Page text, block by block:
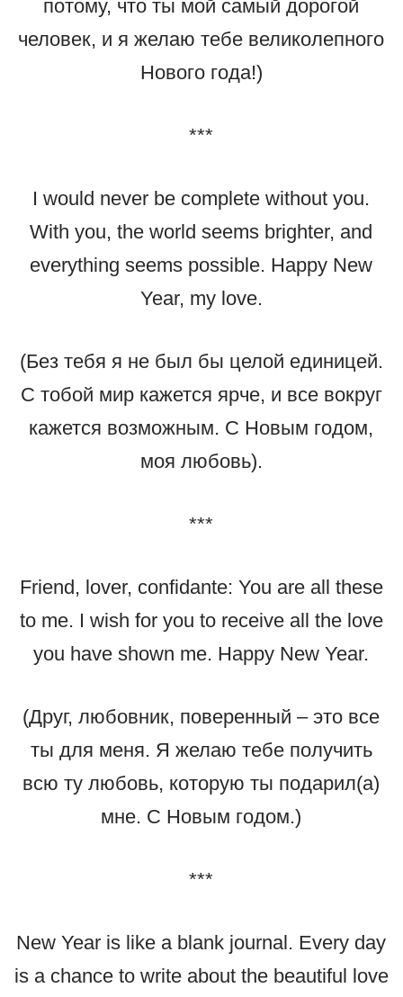
потому, что ты мой самый дорогой
человек, и я желаю тебе великолепного
Нового года!)
***
I would never be complete without you.
With you, the world seems brighter, and
everything seems possible. Happy New
Year, my love.
(Без тебя я не был бы целой единицей.
С тобой мир кажется ярче, и все вокруг
кажется возможным. С Новым годом,
моя любовь).
***
Friend, lover, confidante: You are all these
to me. I wish for you to receive all the love
you have shown me. Happy New Year.
(Друг, любовник, поверенный – это все
ты для меня. Я желаю тебе получить
всю ту любовь, которую ты подарил(а)
мне. С Новым годом.)
***
New Year is like a blank journal. Every day
is a chance to write about the beautiful love